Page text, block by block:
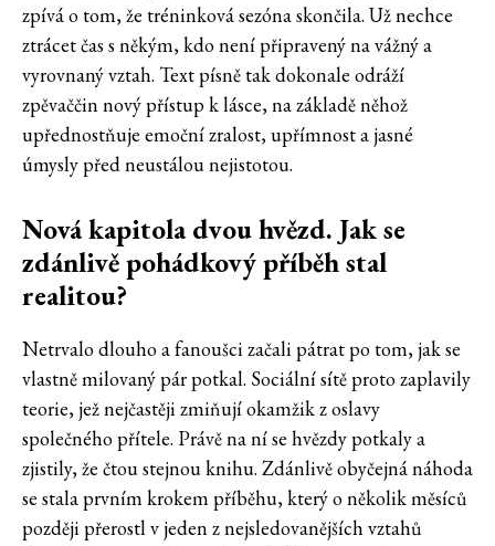
zpívá o tom, že tréninková sezóna skončila. Už nechce
ztrácet čas s někým, kdo není připravený na vážný a
vyrovnaný vztah. Text písně tak dokonale odráží
zpěvaččin nový přístup k lásce, na základě něhož
upřednostňuje emoční zralost, upřímnost a jasné
úmysly před neustálou nejistotou.
Nová kapitola dvou hvězd. Jak se
zdánlivě pohádkový příběh stal
realitou?
Netrvalo dlouho a fanoušci začali pátrat po tom, jak se
vlastně milovaný pár potkal. Sociální sítě proto zaplavily
teorie, jež nejčastěji zmiňují okamžik z oslavy
společného přítele. Právě na ní se hvězdy potkaly a
zjistily, že čtou stejnou knihu. Zdánlivě obyčejná náhoda
se stala prvním krokem příběhu, který o několik měsíců
později přerostl v jeden z nejsledovanějších vztahů